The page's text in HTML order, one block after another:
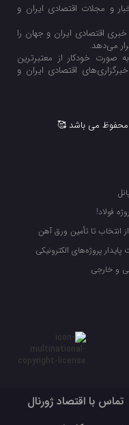
و مجلات اقتصادی ایران و
اقتصادی ایران و جهان را
می‌‌دهد.
صورت خودکار از معتبرترین
اقتصادی ایران و
محفوظ می باشد 🥰
فولاد!
انتخاب تا تأمین ورق آهن
پروژه‌های الکترونیکی
و خارجی
تماس با اقتصاد ژورنال